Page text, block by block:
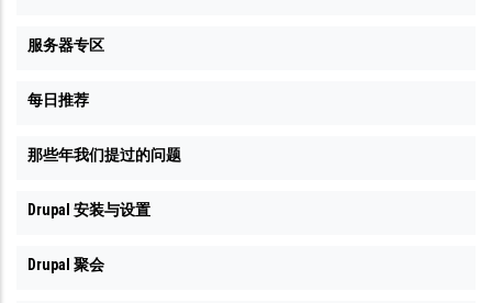
服务器专区
每日推荐
那些年我们提过的问题
Drupal 安装与设置
Drupal 聚会